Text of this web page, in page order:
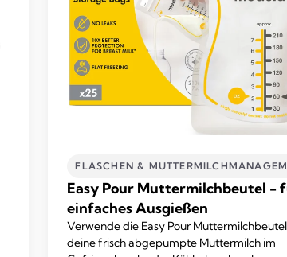
FLASCHEN &
Easy Pour Muttermilchbeutel -
einfaches Ausgießen
Verwende die Easy Pour
deine frisch abgepumpte Muttermilch im